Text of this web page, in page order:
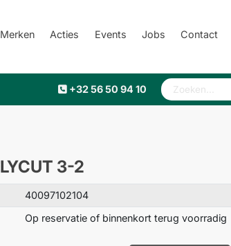
Merken Acties Events Jobs Contact
+32 56 50 94 10
3-2
40097102104
Op reservatie of binnenkort terug voorradig